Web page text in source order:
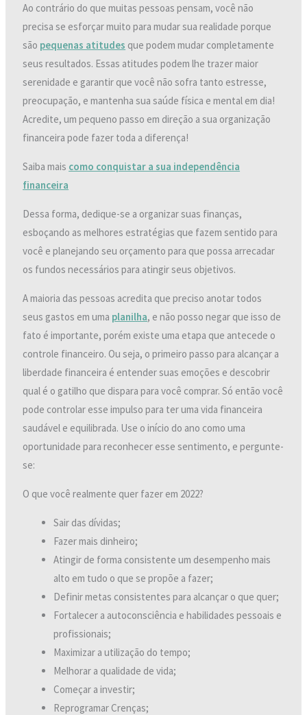
Ao contrário do que muitas pessoas pensam, você não
precisa se esforçar muito para mudar sua realidade porque
são pequenas atitudes que podem mudar completamente
seus resultados. Essas atitudes podem lhe trazer maior
serenidade e garantir que você não sofra tanto estresse,
preocupação, e mantenha sua saúde física e mental em dia!
Acredite, um pequeno passo em direção a sua organização
financeira pode fazer toda a diferença!
Saiba mais como conquistar a sua independência
financeira
Dessa forma, dedique-se a organizar suas finanças,
esboçando as melhores estratégias que fazem sentido para
você e planejando seu orçamento para que possa arrecadar
os fundos necessários para atingir seus objetivos.
A maioria das pessoas acredita que preciso anotar todos
seus gastos em uma planilha, e não posso negar que isso de
fato é importante, porém existe uma etapa que antecede o
controle financeiro. Ou seja, o primeiro passo para alcançar a
liberdade financeira é entender suas emoções e descobrir
qual é o gatilho que dispara para você comprar. Só então você
pode controlar esse impulso para ter uma vida financeira
saudável e equilibrada. Use o início do ano como uma
oportunidade para reconhecer esse sentimento, e pergunte-
se:
O que você realmente quer fazer em 2022?
Sair das dívidas;
Fazer mais dinheiro;
Atingir de forma consistente um desempenho mais
alto em tudo o que se propõe a fazer;
Definir metas consistentes para alcançar o que quer;
Fortalecer a autoconsciência e habilidades pessoais e
profissionais;
Maximizar a utilização do tempo;
Melhorar a qualidade de vida;
Começar a investir;
Reprogramar Crenças;